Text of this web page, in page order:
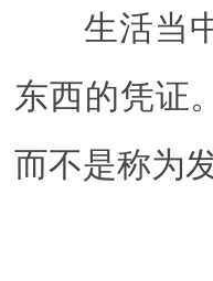
生活当中
东西的凭证
而不是称为